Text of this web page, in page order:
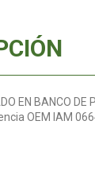
EN BANCO
OEM IAM